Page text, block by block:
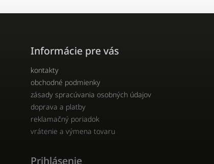
Informácie pre vás
kontakty
obchodné podmienky
zásady spracúvania osobných údajov
doprava a platby
reklamačný poriadok
vrátenie a výmena tovaru
Prihlásenie